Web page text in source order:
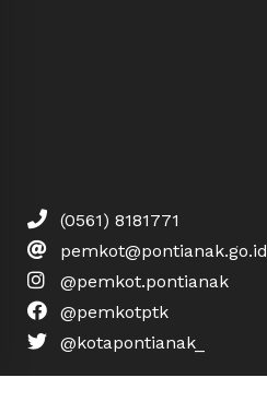
(0561) 8181771
pemkot@pontianak.go.id
@pemkot.pontianak
@pemkotptk
@kotapontianak_